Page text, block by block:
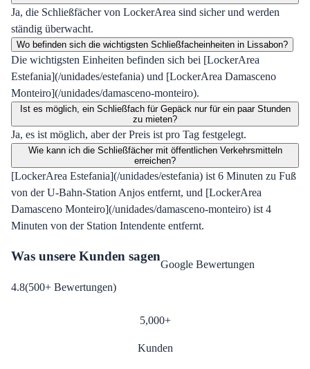
Ja, die Schließfächer von LockerArea sind sicher und werden
ständig überwacht.
Wo befinden sich die wichtigsten Schließfacheinheiten in Lissabon?
Die wichtigsten Einheiten befinden sich bei [LockerArea
Estefania](/unidades/estefania) und [LockerArea Damasceno
Monteiro](/unidades/damasceno-monteiro).
Ist es möglich, ein Schließfach für Gepäck nur für ein paar Stunden
zu mieten?
Ja, es ist möglich, aber der Preis ist pro Tag festgelegt.
Wie kann ich die Schließfächer mit öffentlichen Verkehrsmitteln
erreichen?
[LockerArea Estefania](/unidades/estefania) ist 6 Minuten zu Fuß
von der U-Bahn-Station Anjos entfernt, und [LockerArea
Damasceno Monteiro](/unidades/damasceno-monteiro) ist 4
Minuten von der Station Intendente entfernt.
Was unsere Kunden sagen
4.8(500+ Bewertungen)
Google Bewertungen
5,000+
Kunden